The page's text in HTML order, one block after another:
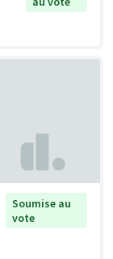
Soumise au
vote